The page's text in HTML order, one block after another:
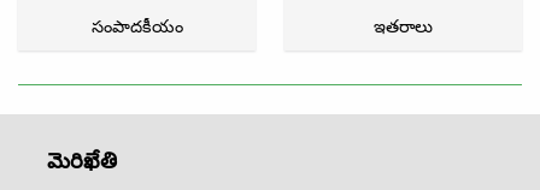
సంపాదకీయం ఇతరాలు
మెరిఖేతి